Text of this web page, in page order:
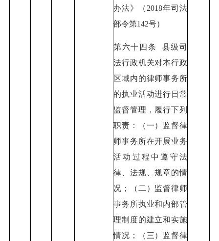
办法》（2018年司法
部令第142号）
第六十四条 县级司
法行政机关对本行政
区域内的律师事务所
的执业活动进行日常
监督管理，履行下列
职责：（一）监督律
师事务所在开展业务
活动过程中遵守法
律、法规、规章的情
况；（二）监督律师
事务所执业和内部管
理制度的建立和实施
情况；（三）监督律